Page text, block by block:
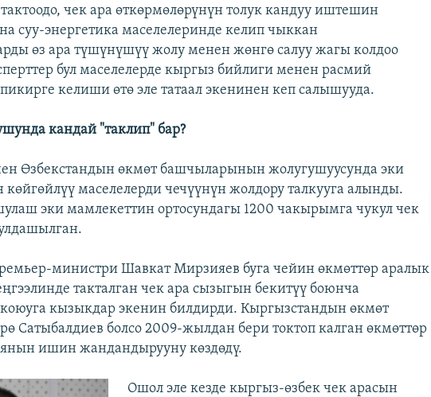
чек ара өткөрмөлөрүнүн толук кандуу иштешин
суу-энергетика маселелеринде келип чыккан
өз ара түшүнүшүү жолу менен жөнгө салуу жагы колдоо
бул маселелерде кыргыз бийлиги менен расмий
келиши өтө эле татаал экенинен кеп салышууда.
кандай "таклип" бар?
Өзбекстандын өкмөт башчыларынын жолугушуусунда эки
көйгөйлүү маселелерди чечүүнүн жолдору талкууга алынды.
эки мамлекеттин ортосундагы 1200 чакырымга чукул чек
министри Шавкат Мирзияев буга чейин өкмөттөр аралык
такталган чек ара сызыгын бекитүү боюнча
кызыкдар экенин билдирди. Кыргызстандын өкмөт
Сатыбалдиев болсо 2009-жылдан бери токтоп калган өкмөттөр
ишин жандандырууну көздөдү.
Ошол эле кезде кыргыз-өзбек чек арасын